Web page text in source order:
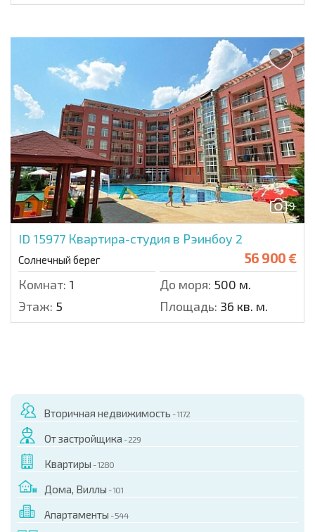
9
ID 15977 Квартира-студия в Рэинбоу 2
Солнечный берег 56 900 €
Комнат: 1 До моря: 500 м.
Этаж: 5 Площадь: 36 кв. м.
Вторичная недвижимость - 1172
От застройщика - 229
Квартиры - 1280
Дома, Виллы - 101
Апартаменты - 544